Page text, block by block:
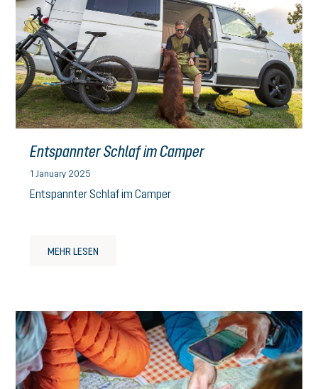
Entspannter Schlaf im Camper
1 January 2025
Entspannter Schlaf im Camper
MEHR LESEN